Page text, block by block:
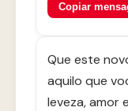
Copiar
Que este
aquilo que
leveza, amor